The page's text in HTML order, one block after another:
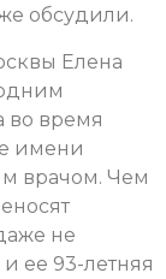
обсудили.
Елена
во время
имени
врачом. Чем
не
и ее 93-летняя